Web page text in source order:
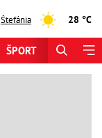
Štefánia 28 °C
ŠPORT